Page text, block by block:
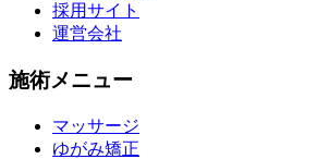
採用サイト
運営会社
施術メニュー
マッサージ
ゆがみ矯正